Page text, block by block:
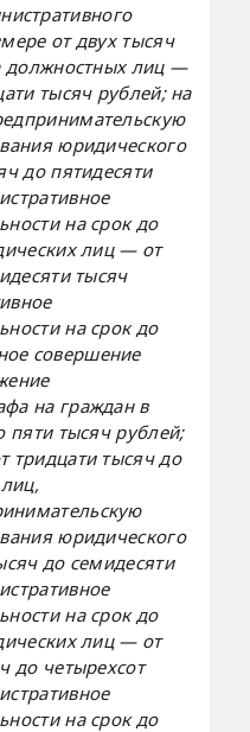
от двух тысяч
должностных лиц —
тысяч рублей; на
юридического
до пятидесяти
на срок до
лиц — от
тысяч
на срок до
совершение
на граждан в
пяти тысяч рублей;
тридцати тысяч до
юридического
до семидесяти
на срок до
лиц — от
до четырехсот
на срок до